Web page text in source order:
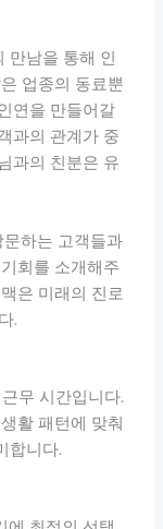
만남을 통해 인
업종의 동료뿐
연을 만들어갈
과의 관계가 중
과의 친분은 유
하는 고객들과
회를 소개해주
은 미래의 진로
.
무 시간입니다.
활 패턴에 맞춰
합니다.